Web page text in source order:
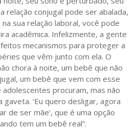
relação conjugal pode ser abalada,
sua relação laboral, você pode
acadêmica. Infelizmente, a gente
mecanismos para proteger a
que vêm junto com ela. O
chora à noite, um bebê que não
um bebê que vem com esse
procuram, mas não
‘Eu quero desligar, agora
de ser mãe’, que é uma opção
tem um bebê real”.